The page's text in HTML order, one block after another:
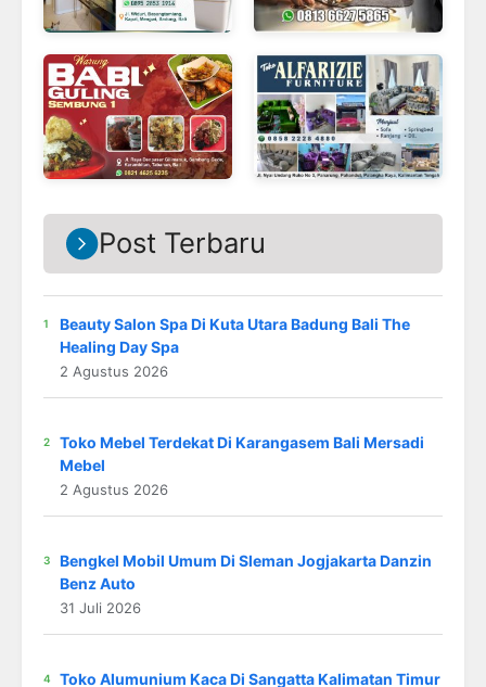
Post Terbaru
Beauty Salon Spa Di Kuta Utara Badung Bali The
Healing Day Spa
2 Agustus 2026
Toko Mebel Terdekat Di Karangasem Bali Mersadi
Mebel
2 Agustus 2026
Bengkel Mobil Umum Di Sleman Jogjakarta Danzin
Benz Auto
31 Juli 2026
Toko Alumunium Kaca Di Sangatta Kalimatan Timur